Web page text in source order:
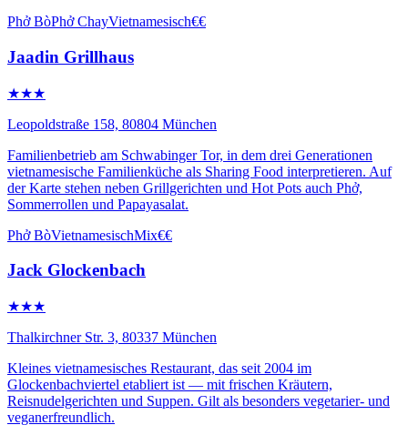
Phở BòPhở ChayVietnamesisch€€
Jaadin Grillhaus
★★★
Leopoldstraße 158, 80804 München
Familienbetrieb am Schwabinger Tor, in dem drei Generationen
vietnamesische Familienküche als Sharing Food interpretieren. Auf
der Karte stehen neben Grillgerichten und Hot Pots auch Phở,
Sommerrollen und Papayasalat.
Phở BòVietnamesischMix€€
Jack Glockenbach
★★★
Thalkirchner Str. 3, 80337 München
Kleines vietnamesisches Restaurant, das seit 2004 im
Glockenbachviertel etabliert ist — mit frischen Kräutern,
Reisnudelgerichten und Suppen. Gilt als besonders vegetarier- und
veganerfreundlich.